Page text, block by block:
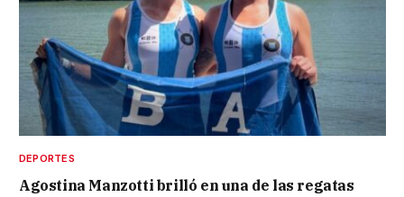
DEPORTES
Agostina Manzotti brilló en una de las regatas